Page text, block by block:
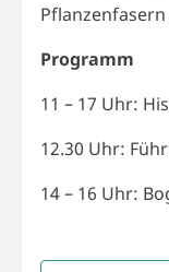
Programm
11 – 17 Uhr:
12.30 Uhr:
14 – 16 Uhr: